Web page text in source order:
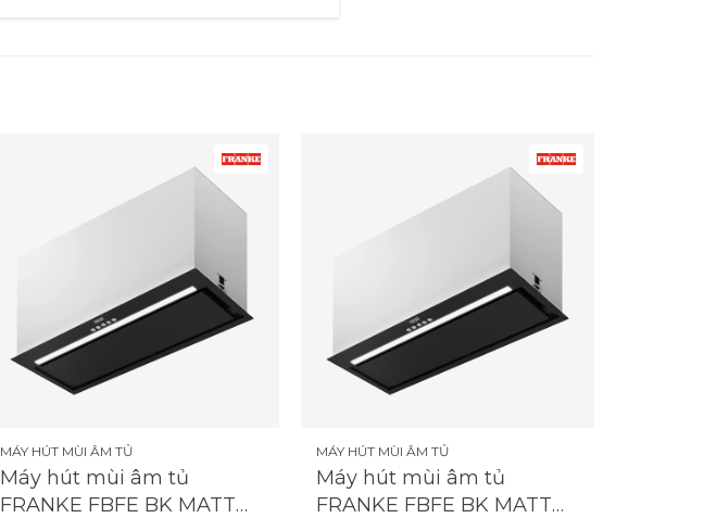
MÁY HÚT MÙI ÂM TỦ
Máy hút mùi âm tủ
FRANKE FBFE BK MATT
MÁY HÚT MÙI ÂM TỦ
Máy hút mùi âm tủ
FRANKE FBFE BK MATT